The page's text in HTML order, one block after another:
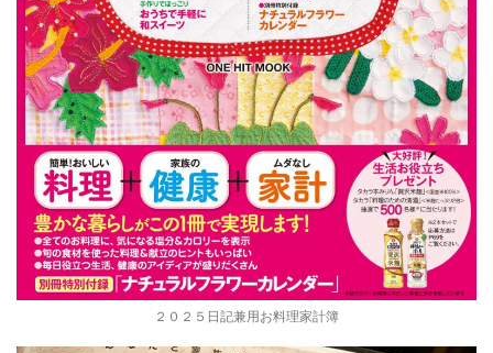
２０２５日記兼用お料理家計簿